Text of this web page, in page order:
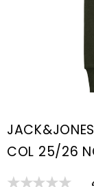
COL 25/26